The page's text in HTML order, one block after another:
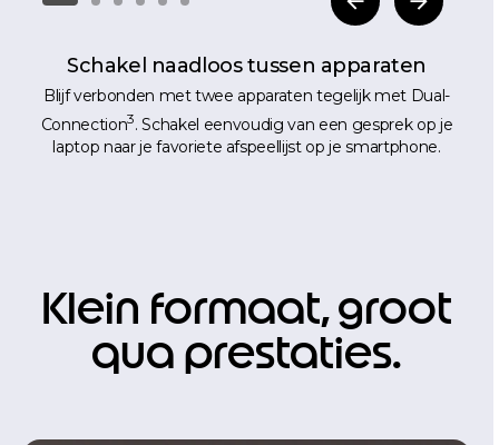
Schakel naadloos tussen apparaten
Blijf verbonden met twee apparaten tegelijk met Dual-
Connection3. Schakel eenvoudig van een gesprek op je
laptop naar je favoriete afspeellijst op je smartphone.
Klein formaat, groot
qua prestaties.